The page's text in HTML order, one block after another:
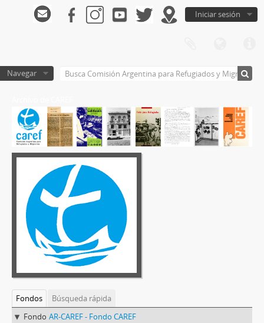
Iniciar sesión
Navegar
Fondos
Búsqueda rápida
Fondo AR-CAREF - Fondo CAREF